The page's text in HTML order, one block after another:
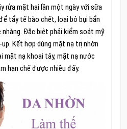
rửa mặt hai lần một ngày với sữa
tẩy tế bào chết, loại bỏ bụi bẩn
Đặc biệt phải kiểm soát mỹ
Kết hợp dùng mặt nạ trị nhờn
mặt nạ khoai tây, mặt nạ nước
hạn chế được nhiều đấy.